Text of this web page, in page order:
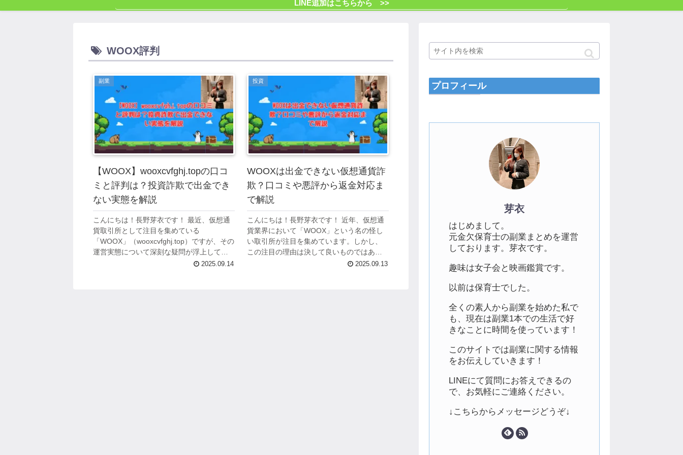
LINE追加はこちらから >>
WOOX評判
副業
【WOOX】wooxcvfghj.topの口コ
ミと評判は？投資詐欺で出金でき
ない実態を解説
こんにちは！長野芽衣です！ 最近、仮想通
貨取引所として注目を集めている
「WOOX」（wooxcvfghj.top）ですが、その
運営実態について深刻な疑問が浮上してい
ます。 高収益を謳う魅力的な宣伝文句の裏
2025.09.14
投資
WOOXは出金できない仮想通貨詐
欺？口コミや悪評から返金対応ま
で解説
こんにちは！長野芽衣です！ 近年、仮想通
貨業界において「WOOX」という名の怪し
い取引所が注目を集めています。しかし、
この注目の理由は決して良いものではあり
ません。 「出金ができない」「資金が消え
2025.09.13
プロフィール
芽衣
はじめまして。
元金欠保育士の副業まとめを運営
しております。芽衣です。
趣味は女子会と映画鑑賞です。
以前は保育士でした。
全くの素人から副業を始めた私で
も、現在は副業1本での生活で好
きなことに時間を使っています！
このサイトでは副業に関する情報
をお伝えしていきます！
LINEにて質問にお答えできるの
で、お気軽にご連絡ください。
↓こちらからメッセージどうぞ↓